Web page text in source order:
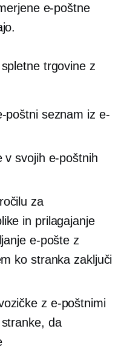
e-poštne
trgovine z
poštni seznam iz e-
v svojih e-poštnih
za
in prilagajanje
e-pošte z
ko stranka zaključi
z e-poštnimi
da